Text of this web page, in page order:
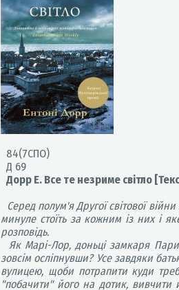
84(7СПО)
Д 69
Дорр Е. Все те незриме світло
Серед полум'я Другої світової
минуле стоїть за кожним із них і
розповідь.
Як Марі-Лор, доньці замкаря
зовсім осліпнувши? Усе завдяки
вулицею, щоби потрапити куди
"побачити" його на дотик, вивчити